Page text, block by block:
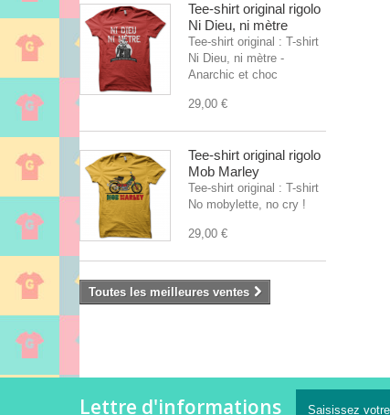
Tee-shirt original rigolo
Ni Dieu, ni mètre
Tee-shirt original : T-shirt
Ni Dieu, ni mètre -
Anarchic et choc
29,00 €
Tee-shirt original rigolo
Mob Marley
Tee-shirt original : T-shirt
No mobylette, no cry !
29,00 €
Toutes les meilleures ventes
Lettre d'informations